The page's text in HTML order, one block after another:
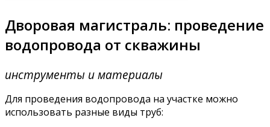
Дворовая магистраль: проведение
водопровода от скважины
инструменты и материалы
Для проведения водопровода на участке можно
использовать разные виды труб: